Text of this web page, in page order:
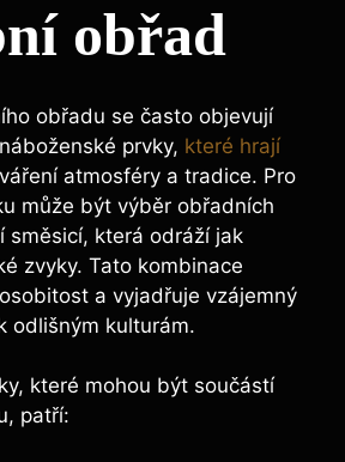
obřad
obřadu se často objevují
prvky, které hrají
atmosféry a tradice. Pro
může být výběr obřadních
směsicí, která odráží jak
zvyky. Tato kombinace
a vyjadřuje vzájemný
odlišným kulturám.
které mohou být součástí
patří: